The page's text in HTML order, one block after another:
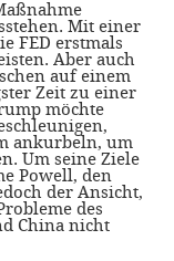
Mit einer
FED erstmals
Aber auch
auf einem
Zeit zu einer
möchte
ankurbeln, um
Um seine Ziele
Powell, den
der Ansicht,
des
China nicht